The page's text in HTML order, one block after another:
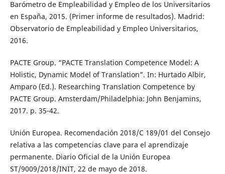
Barómetro de Empleabilidad y Empleo de los Universitarios
en España, 2015. (Primer informe de resultados). Madrid:
Observatorio de Empleabilidad y Empleo Universitarios,
2016.
PACTE Group. “PACTE Translation Competence Model: A
Holistic, Dynamic Model of Translation”. In: Hurtado Albir,
Amparo (Ed.). Researching Translation Competence by
PACTE Group. Amsterdam/Philadelphia: John Benjamins,
2017. p. 35-42.
Unión Europea. Recomendación 2018/C 189/01 del Consejo
relativa a las competencias clave para el aprendizaje
permanente. Diario Oficial de la Unión Europea
ST/9009/2018/INIT, 22 de mayo de 2018.